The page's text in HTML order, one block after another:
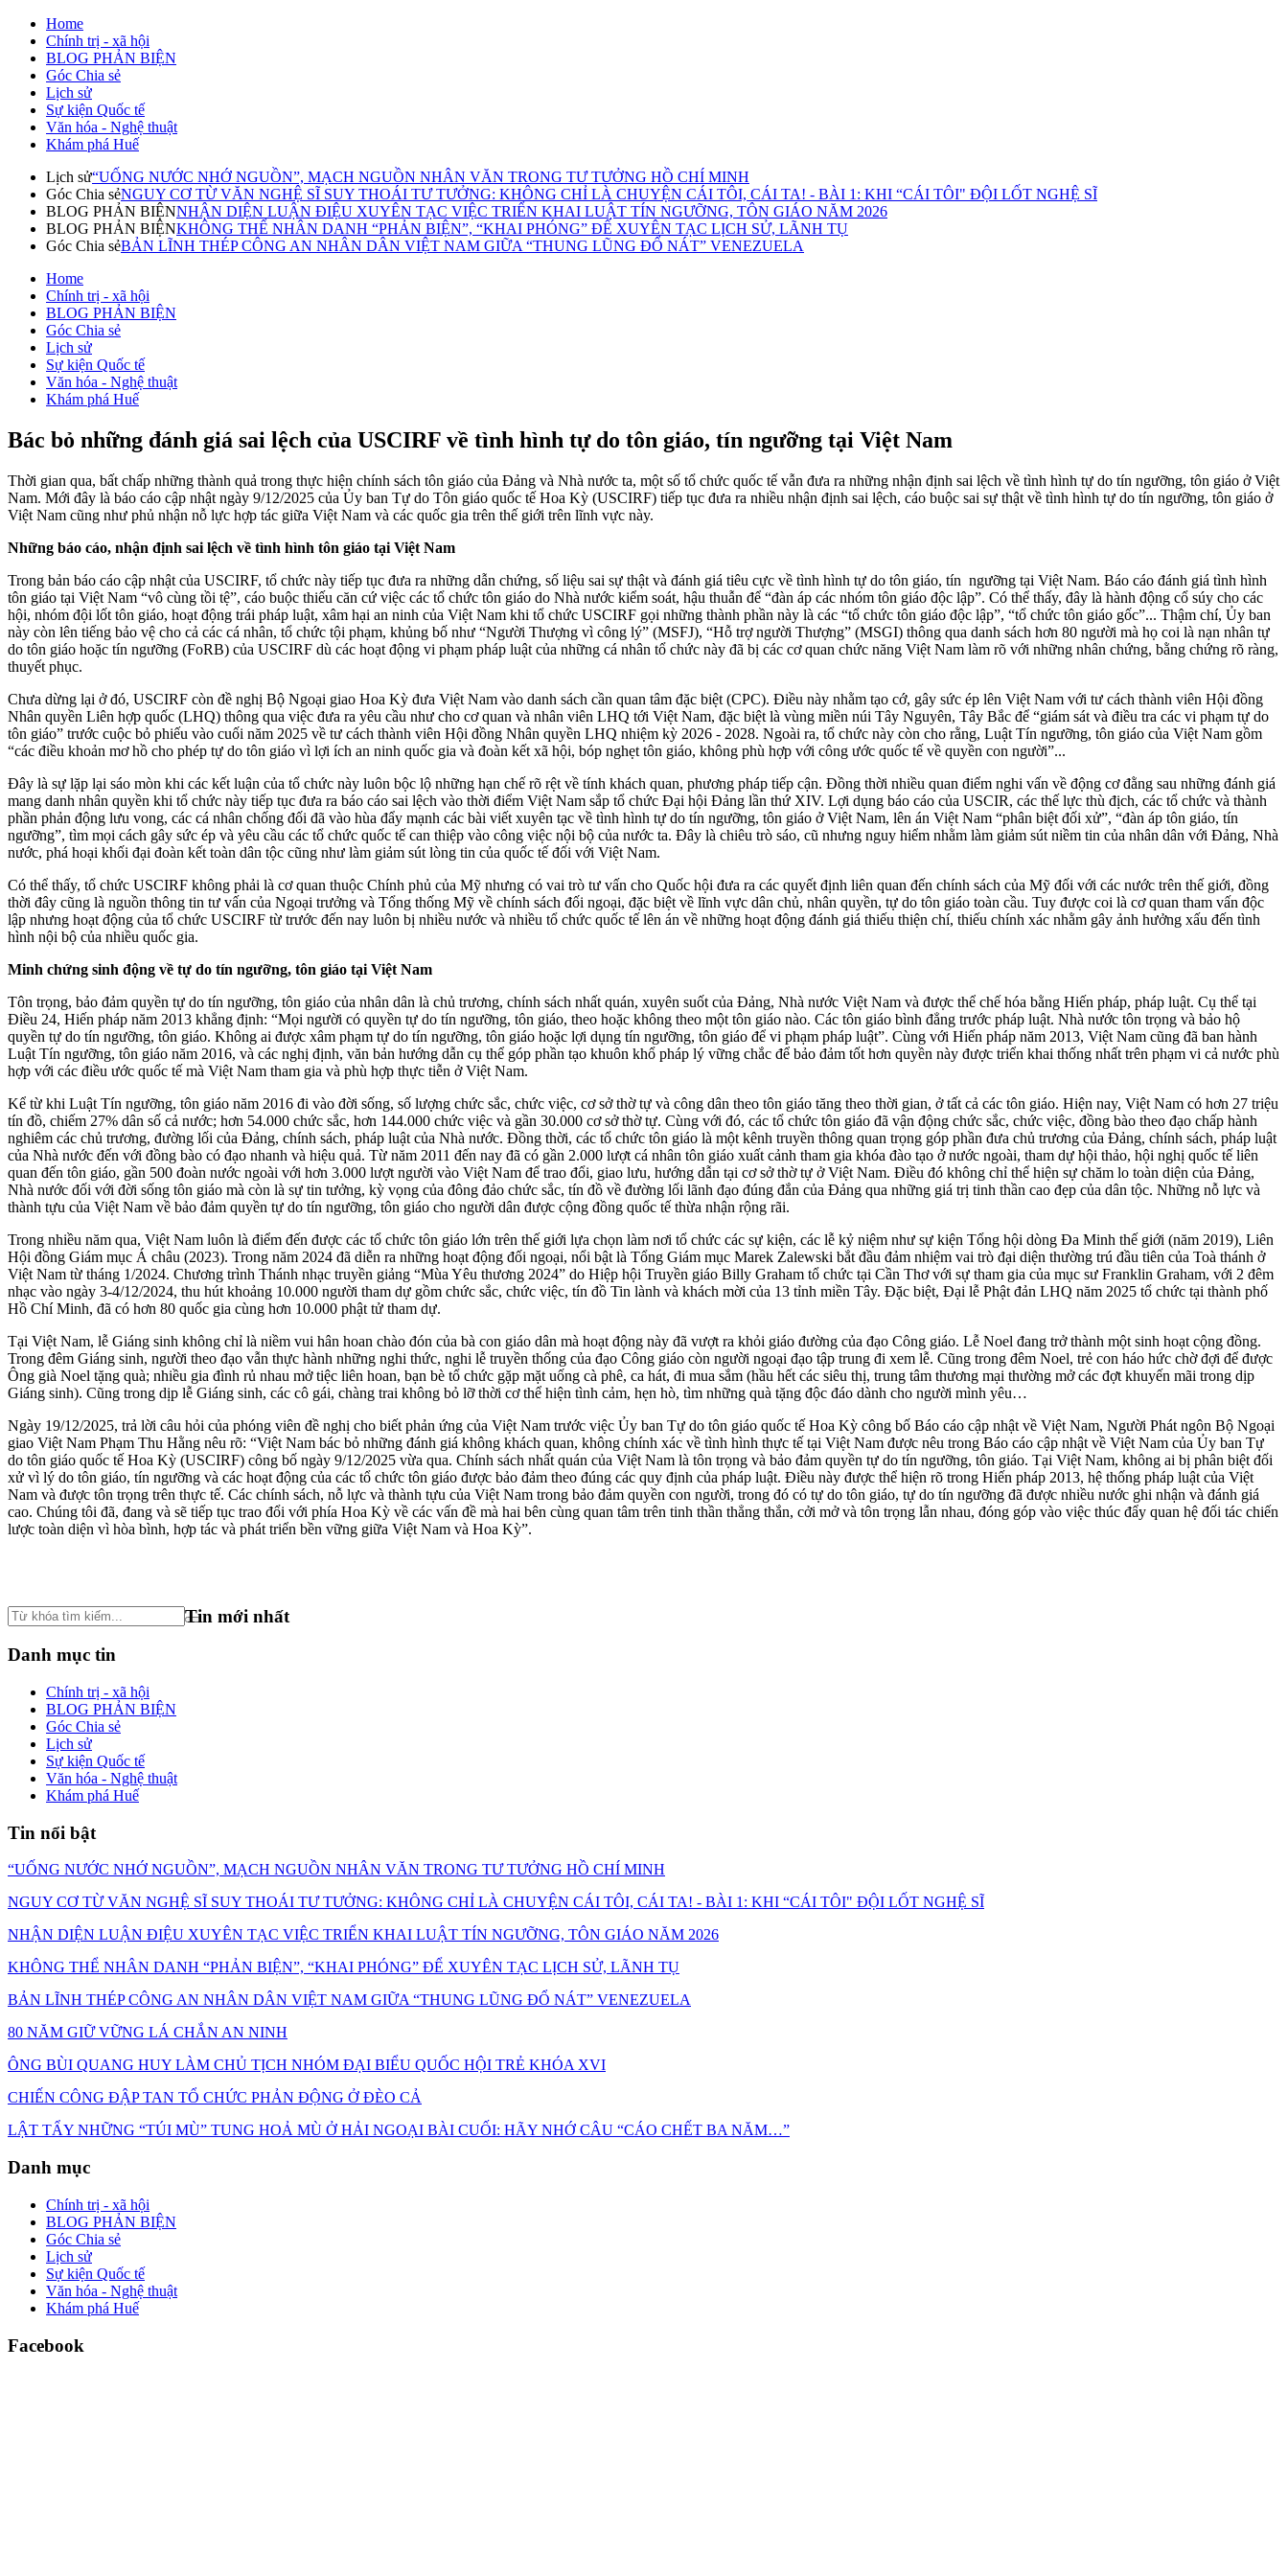
Home
Chính trị - xã hội
BLOG PHẢN BIỆN
Góc Chia sẻ
Lịch sử
Sự kiện Quốc tế
Văn hóa - Nghệ thuật
Khám phá Huế
Lịch sử“UỐNG NƯỚC NHỚ NGUỒN”, MẠCH NGUỒN NHÂN VĂN TRONG TƯ TƯỞNG HỒ CHÍ MINH
Góc Chia sẻNGUY CƠ TỪ VĂN NGHỆ SĨ SUY THOÁI TƯ TƯỞNG: KHÔNG CHỈ LÀ CHUYỆN CÁI TÔI, CÁI TA! - BÀI 1: KHI “CÁI TÔI" ĐỘI LỐT NGHỆ SĨ
BLOG PHẢN BIỆNNHẬN DIỆN LUẬN ĐIỆU XUYÊN TẠC VIỆC TRIỂN KHAI LUẬT TÍN NGƯỠNG, TÔN GIÁO NĂM 2026
BLOG PHẢN BIỆNKHÔNG THỂ NHÂN DANH “PHẢN BIỆN”, “KHAI PHÓNG” ĐỂ XUYÊN TẠC LỊCH SỬ, LÃNH TỤ
Góc Chia sẻBẢN LĨNH THÉP CÔNG AN NHÂN DÂN VIỆT NAM GIỮA “THUNG LŨNG ĐỔ NÁT” VENEZUELA
Home
Chính trị - xã hội
BLOG PHẢN BIỆN
Góc Chia sẻ
Lịch sử
Sự kiện Quốc tế
Văn hóa - Nghệ thuật
Khám phá Huế
Bác bỏ những đánh giá sai lệch của USCIRF về tình hình tự do tôn giáo, tín ngưỡng tại Việt Nam
Thời gian qua, bất chấp những thành quả trong thực hiện chính sách tôn giáo của Đảng và Nhà nước ta, một số tổ chức quốc tế vẫn đưa ra những nhận định sai lệch về tình hình tự do tín ngưỡng, tôn giáo ở Việt
Nam. Mới đây là báo cáo cập nhật ngày 9/12/2025 của Ủy ban Tự do Tôn giáo quốc tế Hoa Kỳ (USCIRF) tiếp tục đưa ra nhiều nhận định sai lệch, cáo buộc sai sự thật về tình hình tự do tín ngưỡng, tôn giáo ở
Việt Nam cũng như phủ nhận nỗ lực hợp tác giữa Việt Nam và các quốc gia trên thế giới trên lĩnh vực này.
Những báo cáo, nhận định sai lệch về tình hình tôn giáo tại Việt Nam
Trong bản báo cáo cập nhật của USCIRF, tổ chức này tiếp tục đưa ra những dẫn chứng, số liệu sai sự thật và đánh giá tiêu cực về tình hình tự do tôn giáo, tín ngưỡng tại Việt Nam. Báo cáo đánh giá tình hình
tôn giáo tại Việt Nam “vô cùng tồi tệ”, cáo buộc thiếu căn cứ việc các tổ chức tôn giáo do Nhà nước kiểm soát, hậu thuẫn để “đàn áp các nhóm tôn giáo độc lập”. Có thể thấy, đây là hành động cổ súy cho các
hội, nhóm đội lốt tôn giáo, hoạt động trái pháp luật, xâm hại an ninh của Việt Nam khi tổ chức USCIRF gọi những thành phần này là các “tổ chức tôn giáo độc lập”, “tổ chức tôn giáo gốc”... Thậm chí, Ủy ban
này còn lên tiếng bảo vệ cho cả các cá nhân, tổ chức tội phạm, khủng bố như “Người Thượng vì công lý” (MSFJ), “Hỗ trợ người Thượng” (MSGI) thông qua danh sách hơn 80 người mà họ coi là nạn nhân tự
do tôn giáo hoặc tín ngưỡng (FoRB) của USCIRF dù các hoạt động vi phạm pháp luật của những cá nhân tổ chức này đã bị các cơ quan chức năng Việt Nam làm rõ với những nhân chứng, bằng chứng rõ ràng,
thuyết phục.
Chưa dừng lại ở đó, USCIRF còn đề nghị Bộ Ngoại giao Hoa Kỳ đưa Việt Nam vào danh sách cần quan tâm đặc biệt (CPC). Điều này nhằm tạo cớ, gây sức ép lên Việt Nam với tư cách thành viên Hội đồng
Nhân quyền Liên hợp quốc (LHQ) thông qua việc đưa ra yêu cầu như cho cơ quan và nhân viên LHQ tới Việt Nam, đặc biệt là vùng miền núi Tây Nguyên, Tây Bắc để “giám sát và điều tra các vi phạm tự do
tôn giáo” trước cuộc bỏ phiếu vào cuối năm 2025 về tư cách thành viên Hội đồng Nhân quyền LHQ nhiệm kỳ 2026 - 2028. Ngoài ra, tổ chức này còn cho rằng, Luật Tín ngưỡng, tôn giáo của Việt Nam gồm
“các điều khoản mơ hồ cho phép tự do tôn giáo vì lợi ích an ninh quốc gia và đoàn kết xã hội, bóp nghẹt tôn giáo, không phù hợp với công ước quốc tế về quyền con người”...
Đây là sự lặp lại sáo mòn khi các kết luận của tổ chức này luôn bộc lộ những hạn chế rõ rệt về tính khách quan, phương pháp tiếp cận. Đồng thời nhiều quan điểm nghi vấn về động cơ đằng sau những đánh giá
mang danh nhân quyền khi tổ chức này tiếp tục đưa ra báo cáo sai lệch vào thời điểm Việt Nam sắp tổ chức Đại hội Đảng lần thứ XIV. Lợi dụng báo cáo của USCIR, các thế lực thù địch, các tổ chức và thành
phần phản động lưu vong, các cá nhân chống đối đã vào hùa đẩy mạnh các bài viết xuyên tạc về tình hình tự do tín ngưỡng, tôn giáo ở Việt Nam, lên án Việt Nam “phân biệt đối xử”, “đàn áp tôn giáo, tín
ngưỡng”, tìm mọi cách gây sức ép và yêu cầu các tổ chức quốc tế can thiệp vào công việc nội bộ của nước ta. Đây là chiêu trò sáo, cũ nhưng nguy hiểm nhằm làm giảm sút niềm tin của nhân dân với Đảng, Nhà
nước, phá hoại khối đại đoàn kết toàn dân tộc cũng như làm giảm sút lòng tin của quốc tế đối với Việt Nam.
Có thể thấy, tổ chức USCIRF không phải là cơ quan thuộc Chính phủ của Mỹ nhưng có vai trò tư vấn cho Quốc hội đưa ra các quyết định liên quan đến chính sách của Mỹ đối với các nước trên thế giới, đồng
thời đây cũng là nguồn thông tin tư vấn của Ngoại trưởng và Tổng thống Mỹ về chính sách đối ngoại, đặc biệt về lĩnh vực dân chủ, nhân quyền, tự do tôn giáo toàn cầu. Tuy được coi là cơ quan tham vấn độc
lập nhưng hoạt động của tổ chức USCIRF từ trước đến nay luôn bị nhiều nước và nhiều tổ chức quốc tế lên án về những hoạt động đánh giá thiếu thiện chí, thiếu chính xác nhằm gây ảnh hưởng xấu đến tình
hình nội bộ của nhiều quốc gia.
Minh chứng sinh động về tự do tín ngưỡng, tôn giáo tại Việt Nam
Tôn trọng, bảo đảm quyền tự do tín ngưỡng, tôn giáo của nhân dân là chủ trương, chính sách nhất quán, xuyên suốt của Đảng, Nhà nước Việt Nam và được thể chế hóa bằng Hiến pháp, pháp luật. Cụ thể tại
Điều 24, Hiến pháp năm 2013 khẳng định: “Mọi người có quyền tự do tín ngưỡng, tôn giáo, theo hoặc không theo một tôn giáo nào. Các tôn giáo bình đẳng trước pháp luật. Nhà nước tôn trọng và bảo hộ
quyền tự do tín ngưỡng, tôn giáo. Không ai được xâm phạm tự do tín ngưỡng, tôn giáo hoặc lợi dụng tín ngưỡng, tôn giáo để vi phạm pháp luật”. Cùng với Hiến pháp năm 2013, Việt Nam cũng đã ban hành
Luật Tín ngưỡng, tôn giáo năm 2016, và các nghị định, văn bản hướng dẫn cụ thể góp phần tạo khuôn khổ pháp lý vững chắc để bảo đảm tốt hơn quyền này được triển khai thống nhất trên phạm vi cả nước phù
hợp với các điều ước quốc tế mà Việt Nam tham gia và phù hợp thực tiễn ở Việt Nam.
Kể từ khi Luật Tín ngưỡng, tôn giáo năm 2016 đi vào đời sống, số lượng chức sắc, chức việc, cơ sở thờ tự và công dân theo tôn giáo tăng theo thời gian, ở tất cả các tôn giáo. Hiện nay, Việt Nam có hơn 27 triệu
tín đồ, chiếm 27% dân số cả nước; hơn 54.000 chức sắc, hơn 144.000 chức việc và gần 30.000 cơ sở thờ tự. Cùng với đó, các tổ chức tôn giáo đã vận động chức sắc, chức việc, đồng bào theo đạo chấp hành
nghiêm các chủ trương, đường lối của Đảng, chính sách, pháp luật của Nhà nước. Đồng thời, các tổ chức tôn giáo là một kênh truyền thông quan trọng góp phần đưa chủ trương của Đảng, chính sách, pháp luật
của Nhà nước đến với đồng bào có đạo nhanh và hiệu quả. Từ năm 2011 đến nay đã có gần 2.000 lượt cá nhân tôn giáo xuất cảnh tham gia khóa đào tạo ở nước ngoài, tham dự hội thảo, hội nghị quốc tế liên
quan đến tôn giáo, gần 500 đoàn nước ngoài với hơn 3.000 lượt người vào Việt Nam để trao đổi, giao lưu, hướng dẫn tại cơ sở thờ tự ở Việt Nam. Điều đó không chỉ thể hiện sự chăm lo toàn diện của Đảng,
Nhà nước đối với đời sống tôn giáo mà còn là sự tin tưởng, kỳ vọng của đông đảo chức sắc, tín đồ về đường lối lãnh đạo đúng đắn của Đảng qua những giá trị tinh thần cao đẹp của dân tộc. Những nỗ lực và
thành tựu của Việt Nam về bảo đảm quyền tự do tín ngưỡng, tôn giáo cho người dân được cộng đồng quốc tế thừa nhận rộng rãi.
Trong nhiều năm qua, Việt Nam luôn là điểm đến được các tổ chức tôn giáo lớn trên thế giới lựa chọn làm nơi tổ chức các sự kiện, các lễ kỷ niệm như sự kiện Tổng hội dòng Đa Minh thế giới (năm 2019), Liên
Hội đồng Giám mục Á châu (2023). Trong năm 2024 đã diễn ra những hoạt động đối ngoại, nổi bật là Tổng Giám mục Marek Zalewski bắt đầu đảm nhiệm vai trò đại diện thường trú đầu tiên của Toà thánh ở
Việt Nam từ tháng 1/2024. Chương trình Thánh nhạc truyền giảng “Mùa Yêu thương 2024” do Hiệp hội Truyền giáo Billy Graham tổ chức tại Cần Thơ với sự tham gia của mục sư Franklin Graham, với 2 đêm
nhạc vào ngày 3-4/12/2024, thu hút khoảng 10.000 người tham dự gồm chức sắc, chức việc, tín đồ Tin lành và khách mời của 13 tỉnh miền Tây. Đặc biệt, Đại lễ Phật đản LHQ năm 2025 tổ chức tại thành phố
Hồ Chí Minh, đã có hơn 80 quốc gia cùng hơn 10.000 phật tử tham dự.
Tại Việt Nam, lễ Giáng sinh không chỉ là niềm vui hân hoan chào đón của bà con giáo dân mà hoạt động này đã vượt ra khỏi giáo đường của đạo Công giáo. Lễ Noel đang trở thành một sinh hoạt cộng đồng.
Trong đêm Giáng sinh, người theo đạo vẫn thực hành những nghi thức, nghi lễ truyền thống của đạo Công giáo còn người ngoại đạo tập trung đi xem lễ. Cũng trong đêm Noel, trẻ con háo hức chờ đợi để được
Ông già Noel tặng quà; nhiều gia đình rủ nhau mở tiệc liên hoan, bạn bè tổ chức gặp mặt uống cà phê, ca hát, đi mua sắm (hầu hết các siêu thị, trung tâm thương mại thường mở các đợt khuyến mãi trong dịp
Giáng sinh). Cũng trong dịp lễ Giáng sinh, các cô gái, chàng trai không bỏ lỡ thời cơ thể hiện tình cảm, hẹn hò, tìm những quà tặng độc đáo dành cho người mình yêu…
Ngày 19/12/2025, trả lời câu hỏi của phóng viên đề nghị cho biết phản ứng của Việt Nam trước việc Ủy ban Tự do tôn giáo quốc tế Hoa Kỳ công bố Báo cáo cập nhật về Việt Nam, Người Phát ngôn Bộ Ngoại
giao Việt Nam Phạm Thu Hằng nêu rõ: “Việt Nam bác bỏ những đánh giá không khách quan, không chính xác về tình hình thực tế tại Việt Nam được nêu trong Báo cáo cập nhật về Việt Nam của Ủy ban Tự
do tôn giáo quốc tế Hoa Kỳ (USCIRF) công bố ngày 9/12/2025 vừa qua. Chính sách nhất quán của Việt Nam là tôn trọng và bảo đảm quyền tự do tín ngưỡng, tôn giáo. Tại Việt Nam, không ai bị phân biệt đối
xử vì lý do tôn giáo, tín ngưỡng và các hoạt động của các tổ chức tôn giáo được bảo đảm theo đúng các quy định của pháp luật. Điều này được thể hiện rõ trong Hiến pháp 2013, hệ thống pháp luật của Việt
Nam và được tôn trọng trên thực tế. Các chính sách, nỗ lực và thành tựu của Việt Nam trong bảo đảm quyền con người, trong đó có tự do tôn giáo, tự do tín ngưỡng đã được nhiều nước ghi nhận và đánh giá
cao. Chúng tôi đã, đang và sẽ tiếp tục trao đổi với phía Hoa Kỳ về các vấn đề mà hai bên cùng quan tâm trên tinh thần thẳng thắn, cởi mở và tôn trọng lẫn nhau, đóng góp vào việc thúc đẩy quan hệ đối tác chiến
lược toàn diện vì hòa bình, hợp tác và phát triển bền vững giữa Việt Nam và Hoa Kỳ”.
Tin mới nhất
Danh mục tin
Chính trị - xã hội
BLOG PHẢN BIỆN
Góc Chia sẻ
Lịch sử
Sự kiện Quốc tế
Văn hóa - Nghệ thuật
Khám phá Huế
Tin nổi bật
“UỐNG NƯỚC NHỚ NGUỒN”, MẠCH NGUỒN NHÂN VĂN TRONG TƯ TƯỞNG HỒ CHÍ MINH
NGUY CƠ TỪ VĂN NGHỆ SĨ SUY THOÁI TƯ TƯỞNG: KHÔNG CHỈ LÀ CHUYỆN CÁI TÔI, CÁI TA! - BÀI 1: KHI “CÁI TÔI" ĐỘI LỐT NGHỆ SĨ
NHẬN DIỆN LUẬN ĐIỆU XUYÊN TẠC VIỆC TRIỂN KHAI LUẬT TÍN NGƯỠNG, TÔN GIÁO NĂM 2026
KHÔNG THỂ NHÂN DANH “PHẢN BIỆN”, “KHAI PHÓNG” ĐỂ XUYÊN TẠC LỊCH SỬ, LÃNH TỤ
BẢN LĨNH THÉP CÔNG AN NHÂN DÂN VIỆT NAM GIỮA “THUNG LŨNG ĐỔ NÁT” VENEZUELA
80 NĂM GIỮ VỮNG LÁ CHẮN AN NINH
ÔNG BÙI QUANG HUY LÀM CHỦ TỊCH NHÓM ĐẠI BIỂU QUỐC HỘI TRẺ KHÓA XVI
CHIẾN CÔNG ĐẬP TAN TỔ CHỨC PHẢN ĐỘNG Ở ĐÈO CẢ
LẬT TẨY NHỮNG “TÚI MÙ” TUNG HOẢ MÙ Ở HẢI NGOẠI BÀI CUỐI: HÃY NHỚ CÂU “CÁO CHẾT BA NĂM…”
Danh mục
Chính trị - xã hội
BLOG PHẢN BIỆN
Góc Chia sẻ
Lịch sử
Sự kiện Quốc tế
Văn hóa - Nghệ thuật
Khám phá Huế
Facebook